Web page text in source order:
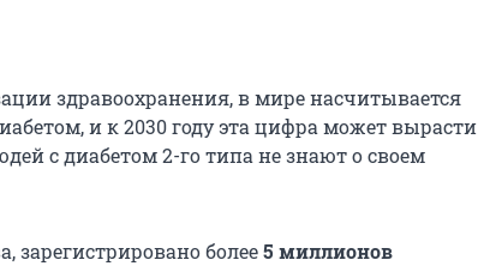
здравоохранения, в мире насчитывается
и к 2030 году эта цифра может вырасти
с диабетом 2-го типа не знают о своем
более5 миллионов